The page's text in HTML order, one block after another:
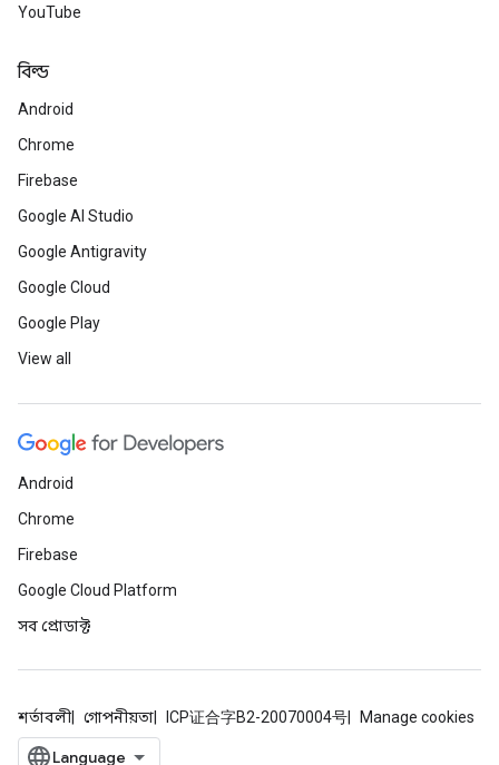
YouTube
বিল্ড
Android
Chrome
Firebase
Google AI Studio
Google Antigravity
Google Cloud
Google Play
View all
Android
Chrome
Firebase
Google Cloud Platform
সব প্রোডাক্ট
শর্তাবলী গোপনীয়তা ICP证合字B2-20070004号 Manage cookies